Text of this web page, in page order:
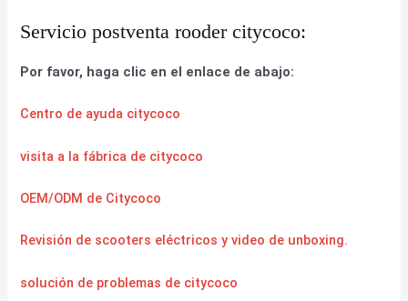
Servicio postventa rooder citycoco:
Por favor, haga clic en el enlace de abajo:
Centro de ayuda citycoco
visita a la fábrica de citycoco
OEM/ODM de Citycoco
Revisión de scooters eléctricos y video de unboxing.
solución de problemas de citycoco